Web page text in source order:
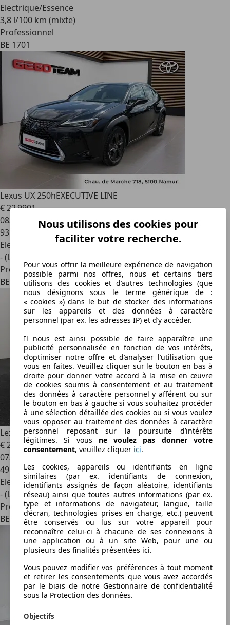
Nous utilisons des cookies pour
faciliter votre recherche.
Pour vous offrir la meilleure expérience de navigation
possible parmi nos offres, nous et certains tiers
utilisons des cookies et d’autres technologies (que
nous désignons sous le terme générique de :
« cookies ») dans le but de stocker des informations
sur les appareils et des données à caractère
personnel (par ex. les adresses IP) et d’y accéder.
Il nous est ainsi possible de faire apparaître une
publicité personnalisée en fonction de vos intérêts,
d’optimiser notre offre et d’analyser l’utilisation que
vous en faites. Veuillez cliquer sur le bouton en bas à
droite pour donner votre accord à la mise en œuvre
de cookies soumis à consentement et au traitement
des données à caractère personnel y afférent ou sur
le bouton en bas à gauche si vous souhaitez procéder
à une sélection détaillée des cookies ou si vous voulez
vous opposer au traitement des données à caractère
personnel reposant sur la poursuite d’intérêts
légitimes. Si vous ne voulez pas donner votre
consentement, veuillez cliquer ici.
Les cookies, appareils ou identifiants en ligne
similaires (par ex. identifiants de connexion,
identifiants assignés de façon aléatoire, identifiants
réseau) ainsi que toutes autres informations (par ex.
type et informations de navigateur, langue, taille
d’écran, technologies prises en charge, etc.) peuvent
être conservés ou lus sur votre appareil pour
reconnaître celui-ci à chacune de ses connexions à
une application ou à un site Web, pour une ou
plusieurs des finalités présentées ici.
Vous pouvez modifier vos préférences à tout moment
et retirer les consentements que vous avez accordés
par le biais de notre Gestionnaire de confidentialité
sous la Protection des données.
Objectifs
Electrique/Essence
3,8 l/100 km (mixte)
Professionnel
BE 1701
Lexus UX 250hEXECUTIVE LINE
€ 22 9901
08/2019
93 160 km
Electrique/Essence
- (l/100 km)
Professionnel
BE 5100
Lexus UX 250h2.0 250h Explore Line FWD 5d 112kW
€ 23 4901
07/2019
49 000 km
Electrique/Essence
- (l/100 km)
Professionnel
BE 1070